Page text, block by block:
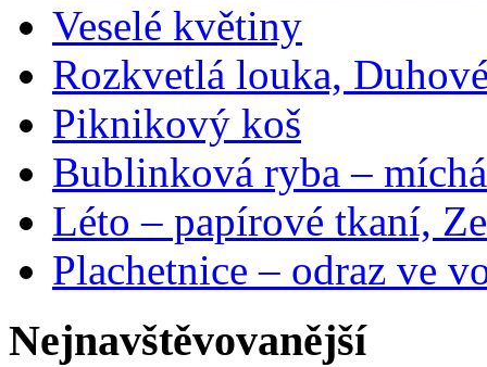
Veselé květiny
Rozkvetlá louka,
Piknikový koš
Bublinková ryba –
Léto – papírové tkaní,
Plachetnice – odraz ve
Nejnavštěvovanější